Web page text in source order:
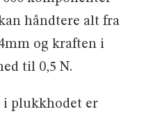
håndtere alt fra
og kraften i
til 0,5 N.
i plukkhodet er